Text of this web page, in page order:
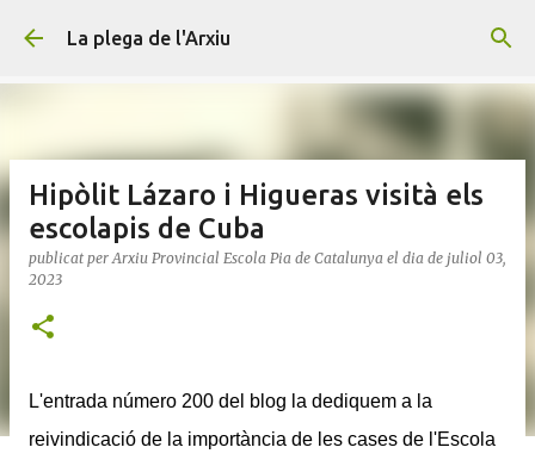
Salta al contingut principal
La plega de l'Arxiu
Hipòlit Lázaro i Higueras visità els
escolapis de Cuba
publicat perArxiu Provincial Escola Pia de Catalunya el dia de juliol 03,
2023
L'entrada número 200 del blog la dediquem a la
reivindicació de la importància de les cases de l'Escola